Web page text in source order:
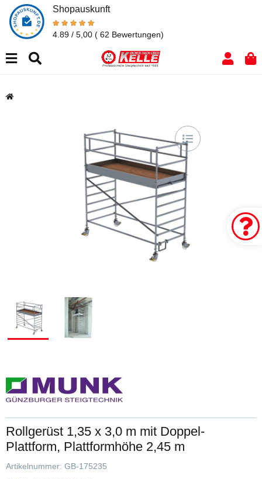
Shopauskunft
4.89 / 5,00 ( 62 Bewertungen)
Rollgerüst 1,35 x 3,0 m mit Doppel-
Plattform, Plattformhöhe 2,45 m
Artikelnummer: GB-175235